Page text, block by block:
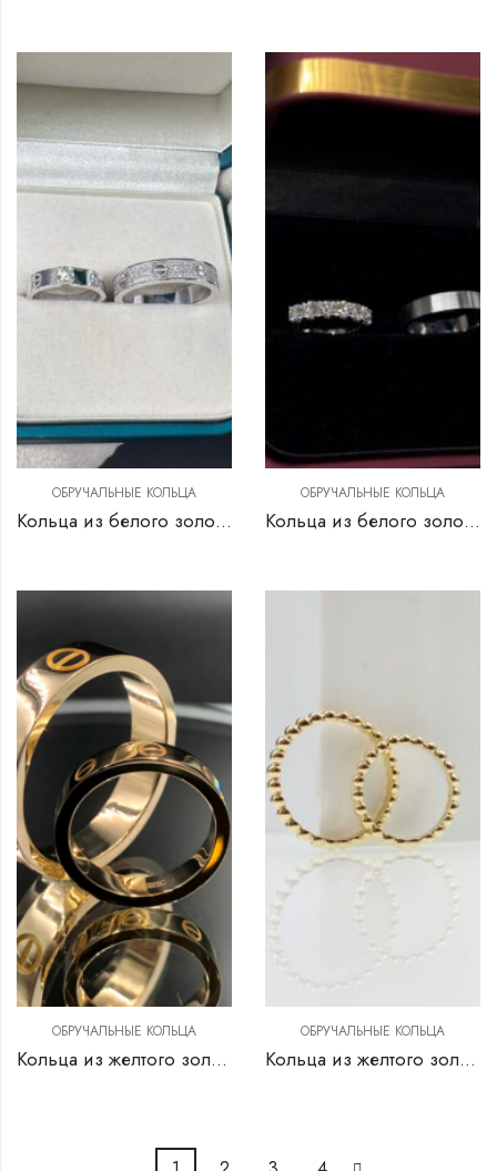
ОБРУЧАЛЬНЫЕ КОЛЬЦА
Кольца из белого золота и бриллиантами
ОБРУЧАЛЬНЫЕ КОЛЬЦА
Кольца из белого золота и бриллианты
ОБРУЧАЛЬНЫЕ КОЛЬЦА
Кольца из желтого золота
ОБРУЧАЛЬНЫЕ КОЛЬЦА
Кольца из желтого золота